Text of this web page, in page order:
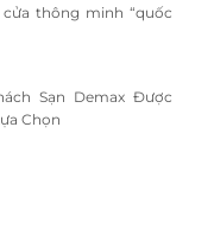
thông minh “quốc
Sạn Demax Được
Chọn